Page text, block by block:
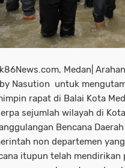
Medan|
Nasution untuk
rapat di Balai Kota
sejumlah wilayah di
Bencana
non departemen
itupun telah